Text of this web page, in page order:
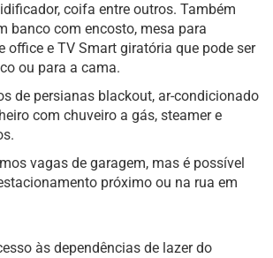
coifa entre outros. Também
banco com encosto, mesa para
office e TV Smart giratória que pode ser
ou para a cama.
de persianas blackout, ar-condicionado
com chuveiro a gás, steamer e
vagas de garagem, mas é possível
próximo ou na rua em
às dependências de lazer do